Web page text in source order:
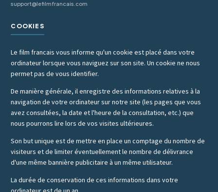
support@lefilmfrancais.com
COOKIES
Le film francais vous informe qu'un cookie est placé dans votre
ordinateur lorsque vous naviguez sur son site. Un cookie ne nous
permet pas de vous identifier.
De manière générale, il enregistre des informations relatives à la
navigation de votre ordinateur sur notre site (les pages que vous
avez consultées, la date et l'heure de la consultation, etc.) que
nous pourrons lire lors de vos visites ultérieures.
Son but unique est de mettre en place un comptage du nombre de
visiteurs et de limiter éventuellement le nombre de délivrance
d'une même bannière publicitaire à un même utilisateur.
La durée de conservation de ces informations dans votre